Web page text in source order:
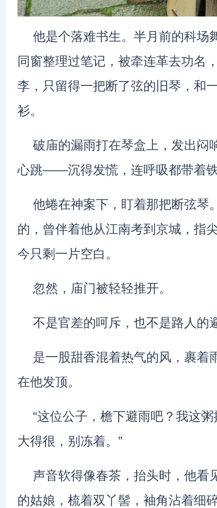
他是个落难书生。半月前的科场
同窗整理过笔记，被牵连革去功名
李，只留得一把断了弦的旧琴，和
衫。
破庙的漏雨打在琴盒上，发出闷
心跳——沉得发慌，连呼吸都带着
他蜷在神案下，盯着那把断弦琴
的，曾伴着他从江南考到京城，指
今只剩一片空白。
忽然，庙门被轻轻推开。
不是官差的呵斥，也不是路人的
是一股甜香混着热气的风，裹着
在他发顶。
“这位公子，檐下避雨吧？我这
大得很，别冻着。”
声音软得像春茶，抬头时，他看
的姑娘，梳着双丫髻，袖角沾着细